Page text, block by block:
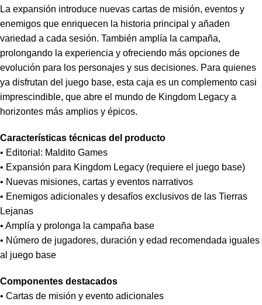
La expansión introduce nuevas cartas de misión, eventos y
enemigos que enriquecen la historia principal y añaden
variedad a cada sesión. También amplía la campaña,
prolongando la experiencia y ofreciendo más opciones de
evolución para los personajes y sus decisiones. Para quienes
ya disfrutan del juego base, esta caja es un complemento casi
imprescindible, que abre el mundo de Kingdom Legacy a
horizontes más amplios y épicos.
Características técnicas del producto
• Editorial: Maldito Games
• Expansión para Kingdom Legacy (requiere el juego base)
• Nuevas misiones, cartas y eventos narrativos
• Enemigos adicionales y desafíos exclusivos de las Tierras
Lejanas
• Amplía y prolonga la campaña base
• Número de jugadores, duración y edad recomendada iguales
al juego base
Componentes destacados
• Cartas de misión y evento adicionales